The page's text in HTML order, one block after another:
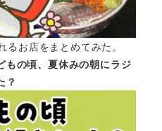
るお店をまとめてみた。
もの頃、夏休みの朝にラジ
？